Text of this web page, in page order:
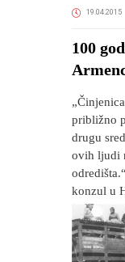
19.04.2015
100
približno
drugu
ovih ljudi
konzul u